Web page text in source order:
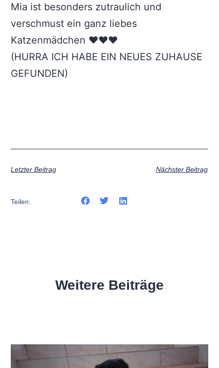
Mia ist besonders zutraulich und
verschmust ein ganz liebes
Katzenmädchen ♥️♥️♥️
(HURRA ICH HABE EIN NEUES ZUHAUSE
GEFUNDEN)
Letzter Beitrag Nächster Beitrag
Teilen:
Weitere Beiträge